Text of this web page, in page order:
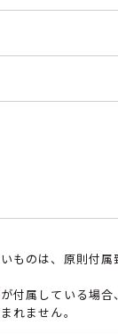
ものは、原則付属
付属している場合
れません。